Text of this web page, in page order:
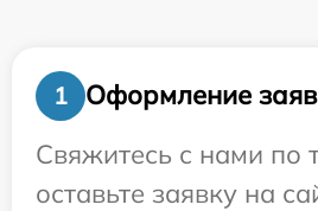
1
Оформление
Свяжитесь с нами по
оставьте заявку на